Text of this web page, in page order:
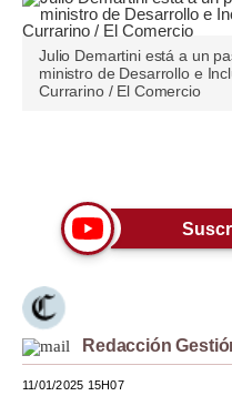
Plus G
Opinión
Editorial
Tendencias
Viajes
Moda
Julio Demartini está a un
ministro de Desarrollo e
Currarino / El Comercio
Redacción
11/01/2025 15H07